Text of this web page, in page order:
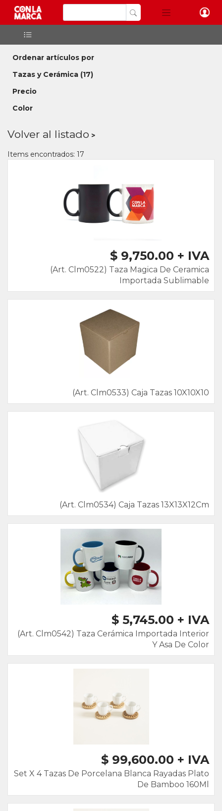
Ordenar artículos por
Tazas y Cerámica (17)
Precio
Color
Volver al listado
Items encontrados: 17
$ 9,750.00 + IVA
(Art. Clm0522) Taza Magica De Ceramica
Importada Sublimable
(Art. Clm0533) Caja Tazas 10X10X10
(Art. Clm0534) Caja Tazas 13X13X12Cm
$ 5,745.00 + IVA
(Art. Clm0542) Taza Cerámica Importada Interior
Y Asa De Color
$ 99,600.00 + IVA
Set X 4 Tazas De Porcelana Blanca Rayadas Plato
De Bamboo 160Ml